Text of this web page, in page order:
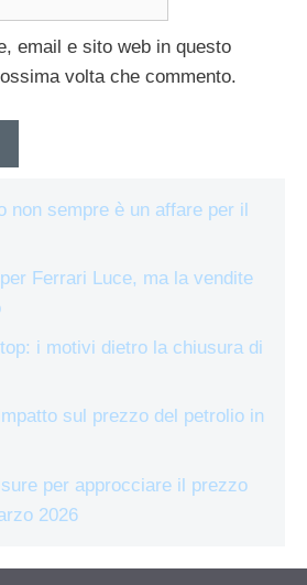
email e sito web in questo
volta che commento.
non sempre è un affare per il
Ferrari Luce, ma la vendite
i motivi dietro la chiusura di
sul prezzo del petrolio in
per approcciare il prezzo
2026